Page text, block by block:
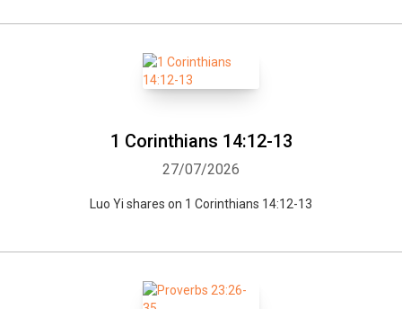
1 Corinthians 14:12-13
27/07/2026
Luo Yi shares on 1 Corinthians 14:12-13